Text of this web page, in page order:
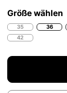
Größe wählen
35 36
42